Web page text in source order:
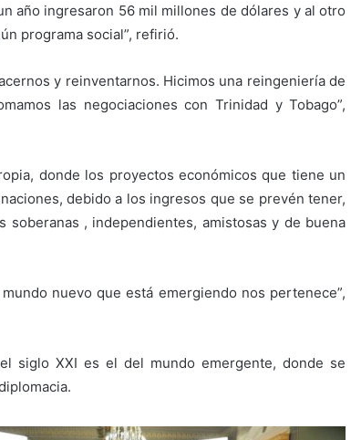
año ingresaron 56 mil millones de dólares y al otro
programa social”, refirió.
y reinventarnos. Hicimos una reingeniería de
las negociaciones con Trinidad y Tobago”,
donde los proyectos económicos que tiene un
debido a los ingresos que se prevén tener,
, independientes, amistosas y de buena
nuevo que está emergiendo nos pertenece”,
siglo XXI es el del mundo emergente, donde se